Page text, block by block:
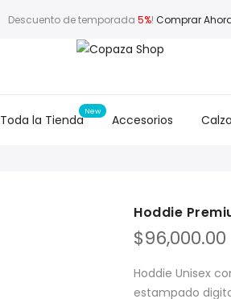
Descuento de temporada 5%! Comprar
Toda la Tienda Accesorios
Hoddie
$96,000.00
Hoddie Unisex
estampado